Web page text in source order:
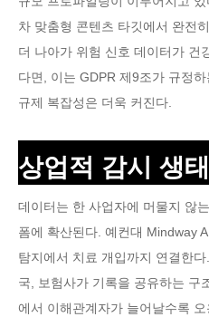
차 맞춤형 콘텐츠 타깃에서 완전
더 나아가 위험 신호 데이터가 건
다면, 이는 GDPR 제9조가 규정
규제 복잡성은 더욱 커진다.
상업적 감시 생태
데이터는 한 사업자에 머물지 않
폼에 확산된다. 예컨대 Mindway
탐지에서 치료 개입까지 연결한
국, 보험사가 기록을 공유하는 구
에서 이해관계자가 늘어날수록